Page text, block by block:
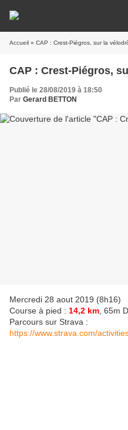
Accueil » CAP : Crest-Piégros, sur la
CAP : Crest-Piégros,
Publié le 28/08/2019 à 18:50
Par Gerard BETTON
Mercredi 28 aout 2019 (8h16)
Course à pied : 14,2 km , 65m
Parcours sur Strava :
https://www.strava.com/